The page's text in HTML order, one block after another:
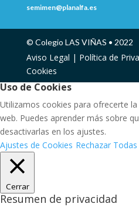
semimen@planalfa.es
© Colegio LAS VIÑAS • 2022
Aviso Legal | Política de
Cookies
Uso de Cookies
Utilizamos cookies para ofrecerte
web. Puedes aprender más sobre
desactivarlas en los ajustes.
Ajustes de Cookies Rechazar Todas
Cerrar
Resumen de privacidad